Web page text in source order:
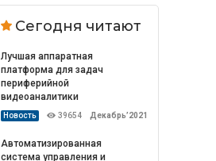
Сегодня читают
Лучшая аппаратная
платформа для задач
периферийной
видеоаналитики
Новость 39654 Декабрь’2021
Автоматизированная
система управления и